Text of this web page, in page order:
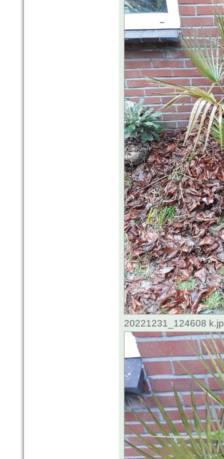
20221231_124608